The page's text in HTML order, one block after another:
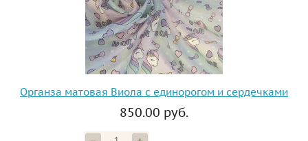
Органза матовая Виола с единорогом и сердечками
850.00 руб.